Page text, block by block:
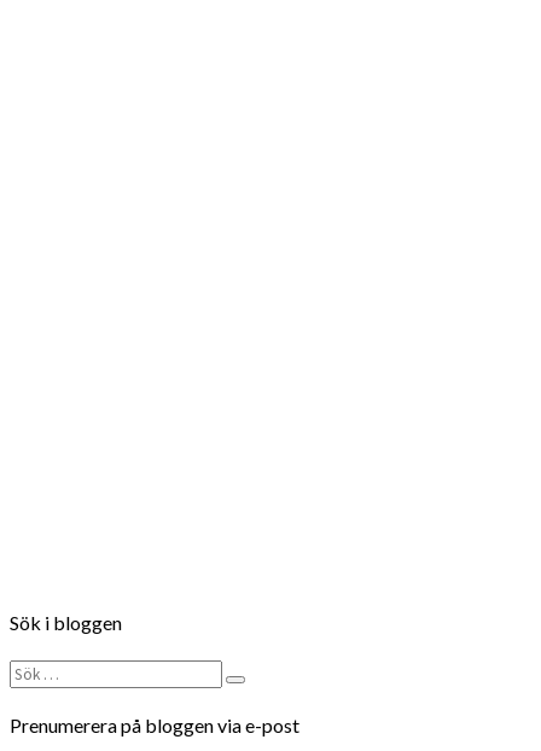
Sök i bloggen
Sök
efter:
Sök
Prenumerera på bloggen via e-post